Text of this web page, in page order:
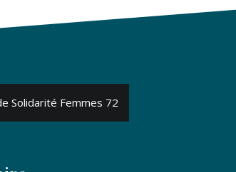
Solidarité Femmes 72